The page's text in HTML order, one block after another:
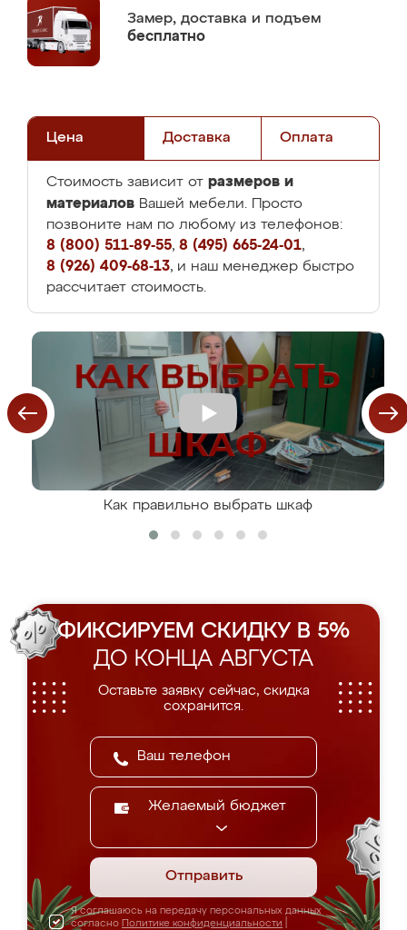
Замер, доставка и подъем
бесплатно
Цена Доставка Оплата
Стоимость зависит от размеров и
материалов Вашей мебели. Просто
позвоните нам по любому из телефонов:
8 (800) 511-89-55, 8 (495) 665-24-01,
8 (926) 409-68-13, и наш менеджер быстро
рассчитает стоимость.
Как правильно выбрать шкаф
ФИКСИРУЕМ СКИДКУ В 5%
ДО КОНЦА АВГУСТА
Оставьте заявку сейчас, скидка
сохранится.
Желаемый бюджет
Отправить
Я соглашаюсь на передачу персональных данных
согласно Политике конфиденциальности